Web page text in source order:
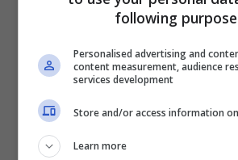
[Ritornello]
Stiamo ballando sui tavoli
Finché non sto da schifo
Con tutta la mia gente
following
Personalised advertising and
content measurement, audience
services development
Store and/or access information
Learn more